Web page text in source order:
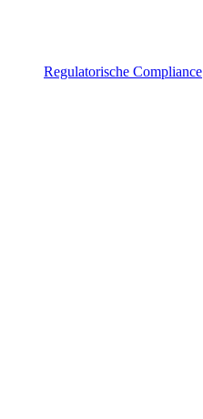
Regulatorische Compliance